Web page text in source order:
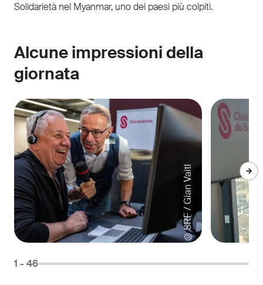
Solidarietà nel Myanmar, uno dei paesi più colpiti.
Alcune impressioni della
giornata
©SRF / Gian Vaitl
1 - 46